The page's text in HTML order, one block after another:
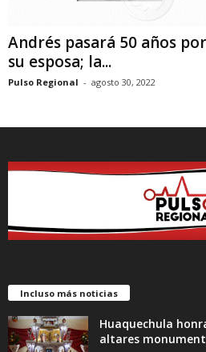
Andrés pasará 50 años
su esposa; la...
Pulso Regional - agosto 30, 2022
Incluso más noticias
Huaquechula
altares